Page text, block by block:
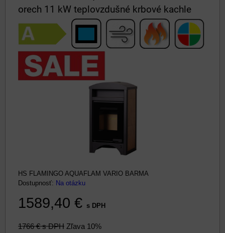
orech 11 kW teplovzdušné krbové kachle
HS FLAMINGO AQUAFLAM VARIO BARMA
Dostupnosť: Na otázku
1589,40 € s DPH
1766 €s DPH Zľava 10%